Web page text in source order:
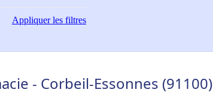
Appliquerles filtres
- Corbeil-Essonnes (91100)